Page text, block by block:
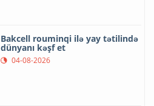
Bakcell rouminqi ilə yay tətilində
dünyanı kəşf et
04-08-2026